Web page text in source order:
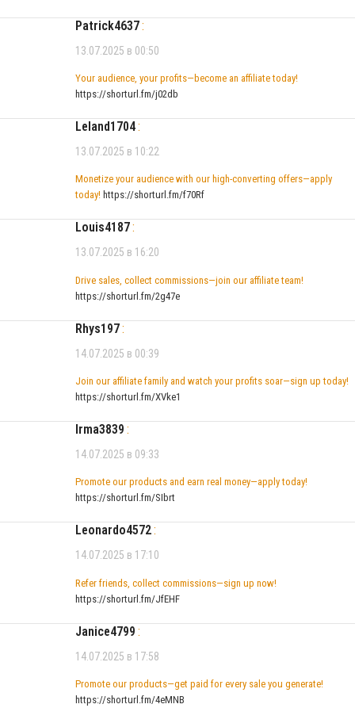
Patrick4637:
13.07.2025 в 00:50
Your audience, your profits—become an affiliate today!
https://shorturl.fm/j02db
Leland1704:
13.07.2025 в 10:22
Monetize your audience with our high-converting offers—apply
today! https://shorturl.fm/f70Rf
Louis4187:
13.07.2025 в 16:20
Drive sales, collect commissions—join our affiliate team!
https://shorturl.fm/2g47e
Rhys197:
14.07.2025 в 00:39
Join our affiliate family and watch your profits soar—sign up today!
https://shorturl.fm/XVke1
Irma3839 :
14.07.2025 в 09:33
Promote our products and earn real money—apply today!
https://shorturl.fm/SIbrt
Leonardo4572:
14.07.2025 в 17:10
Refer friends, collect commissions—sign up now!
https://shorturl.fm/JfEHF
Janice4799 :
14.07.2025 в 17:58
Promote our products—get paid for every sale you generate!
https://shorturl.fm/4eMNB